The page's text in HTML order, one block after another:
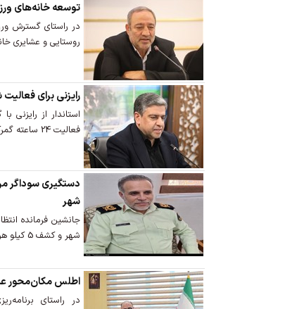
توسعه خانه‌های
در راستای گسترش
روستایی و عشایری
رایزنی برای
استاندار از رایزنی
فعالیت 24 ساعته گمرک بیله‌سوار خبر داد.
شهر
جانشین فرمانده
شهر و کشف 5 کیلو هروئین و 3گرم حشیش خبر داد.
اطلس مکان‌محور
در راستای